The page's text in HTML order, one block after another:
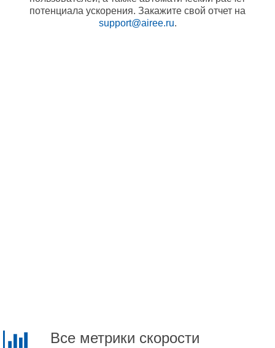
потенциала ускорения. Закажите свой отчет на
support@airee.ru.
Все метрики скорости